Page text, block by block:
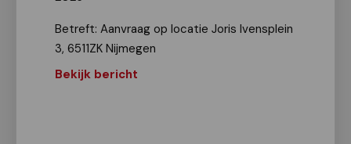
Betreft: Aanvraag op locatie Joris Ivensplein
3, 6511ZK Nijmegen
Bekijk bericht